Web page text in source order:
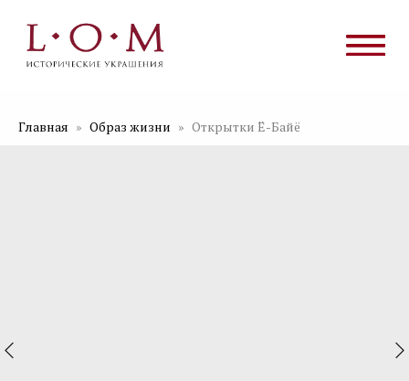
Главная Образ жизни Открытки Ё-Байё